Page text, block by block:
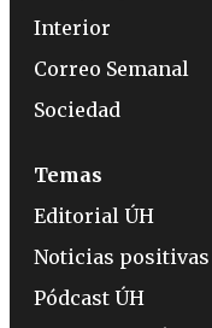
Interior
Correo Semanal
Sociedad
Temas
Editorial ÚH
Noticias positivas
Pódcast ÚH